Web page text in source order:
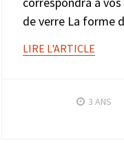
de verre La forme
LIRE L'ARTICLE
3 ANS